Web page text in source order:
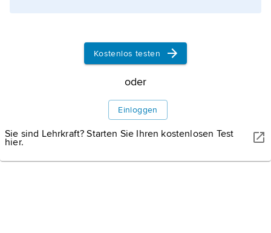
im Hintergrund. Der Männlichen ist wahrscheinlich der Berg im
Kostenlos testen
oder
Einloggen
Sie sind Lehrkraft? Starten Sie Ihren kostenlosen Test
hier.